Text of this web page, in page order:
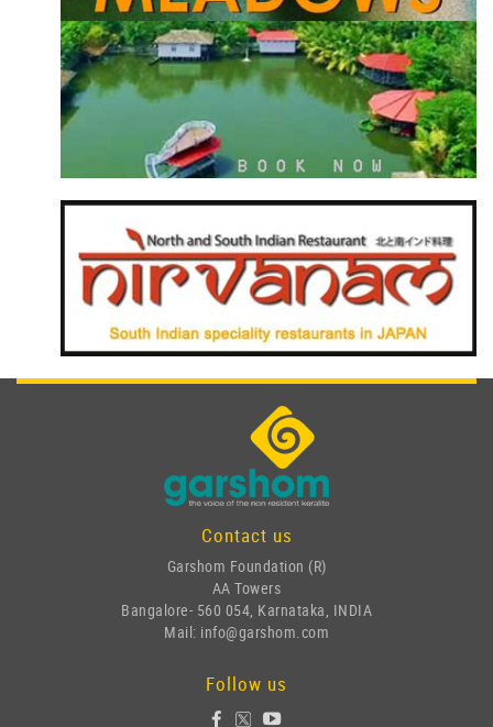
Contact us
Garshom Foundation (R)
AA Towers
Bangalore- 560 054, Karnataka, INDIA
Mail: info@garshom.com
Follow us